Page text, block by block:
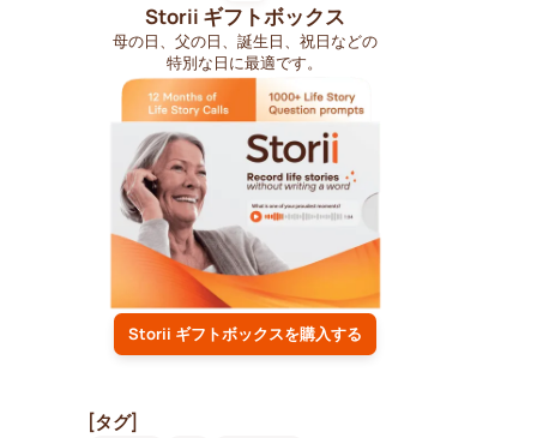
Storii ギフトボックス
母の日、父の日、誕生日、祝日などの
特別な日に最適です。
Storii ギフトボックスを購入する
[タグ]